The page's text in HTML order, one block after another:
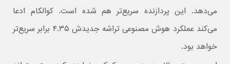
می‌دهد. این پردازنده سریع‌تر هم شده است. کوالکام ادعا
می‌کند عملکرد هوش مصنوعی تراشه جدیدش ۴.۳۵ برابر سریع‌تر
خواهد بود.